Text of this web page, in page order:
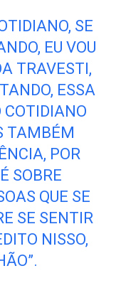
SE
EU VOU
TRAVESTI,
ESSA
COTIDIANO
TAMBÉM
POR
SOBRE
QUE SE
SE SENTIR
NISSO,